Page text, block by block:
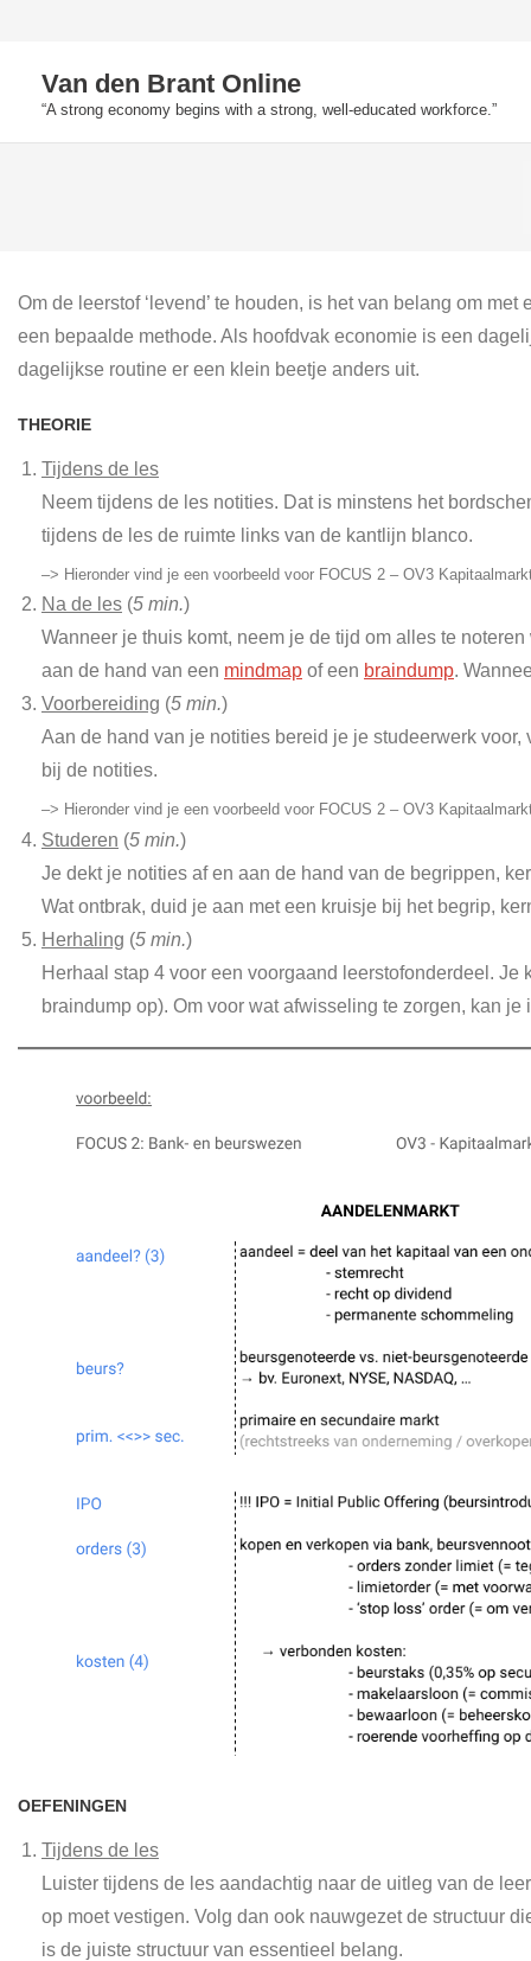
contentVan den Brant Online
“A strong economy begins with a strong, well-educated workforce.”
Om de leerstof ‘levend’ te houden, is het van belang om
een bepaalde methode. Als hoofdvak economie is een
dagelijkse routine er een klein beetje anders uit.
THEORIE
Tijdens de les
Neem tijdens de les notities. Dat is minstens het
tijdens de les de ruimte links van de kantlijn blanco.
–> Hieronder vind je een voorbeeld voor FOCUS 2 – OV3
Na de les (5 min.)
Wanneer je thuis komt, neem je de tijd om alles te
aan de hand van een mindmap of een braindump.
Voorbereiding (5 min.)
Aan de hand van je notities bereid je je studeerwerk
bij de notities.
–> Hieronder vind je een voorbeeld voor FOCUS 2 – OV3
Studeren (5 min.)
Je dekt je notities af en aan de hand van de begrippen,
Wat ontbrak, duid je aan met een kruisje bij het begrip,
Herhaling (5 min.)
Herhaal stap 4 voor een voorgaand leerstofonderdeel.
braindump op). Om voor wat afwisseling te zorgen, kan
OEFENINGEN
Tijdens de les
Luister tijdens de les aandachtig naar de uitleg van de
op moet vestigen. Volg dan ook nauwgezet de structuur
is de juiste structuur van essentieel belang.